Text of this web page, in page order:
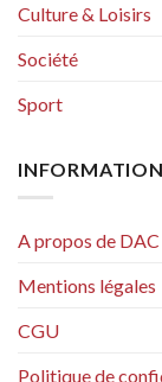
Culture & Loisirs
Société
Sport
A propos de
Mentions légales
CGU
Politique de